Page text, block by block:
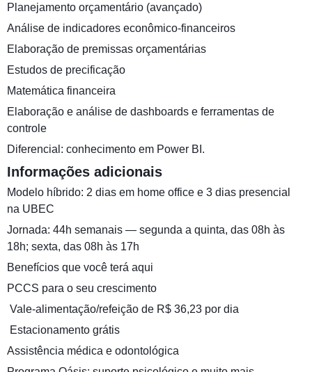
Planejamento orçamentário (avançado)
Análise de indicadores econômico-financeiros
Elaboração de premissas orçamentárias
Estudos de precificação
Matemática financeira
Elaboração e análise de dashboards e ferramentas de
controle
Diferencial: conhecimento em Power BI.
Informações adicionais
Modelo híbrido: 2 dias em home office e 3 dias presencial
na UBEC
Jornada: 44h semanais — segunda a quinta, das 08h às
18h; sexta, das 08h às 17h
Benefícios que você terá aqui
PCCS para o seu crescimento
️ Vale-alimentação/refeição de R$ 36,23 por dia
️ Estacionamento grátis
Assistência médica e odontológica